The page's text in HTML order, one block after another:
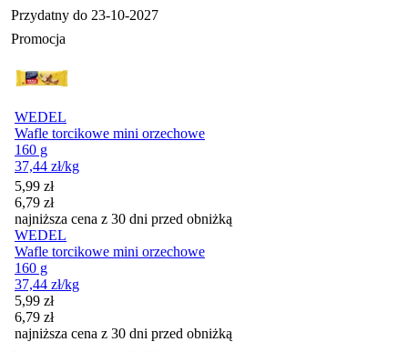
Przydatny do 23-10-2027
Promocja
WEDEL
Wafle torcikowe mini orzechowe
160 g
37,44 zł/kg
Cena promocyjna
5,99 zł
6,79 zł
najniższa cena z 30 dni przed obniżką
WEDEL
Wafle torcikowe mini orzechowe
160 g
37,44 zł/kg
Cena promocyjna
5,99 zł
6,79 zł
najniższa cena z 30 dni przed obniżką